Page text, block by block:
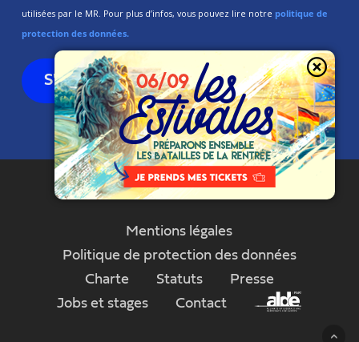
utilisées par le MR. Pour plus d’infos, vous pouvez lire notre politique de
protection des données.
Mentions légales
Politique de protection des données
Charte
Statuts
Presse
Jobs et stages
Contact